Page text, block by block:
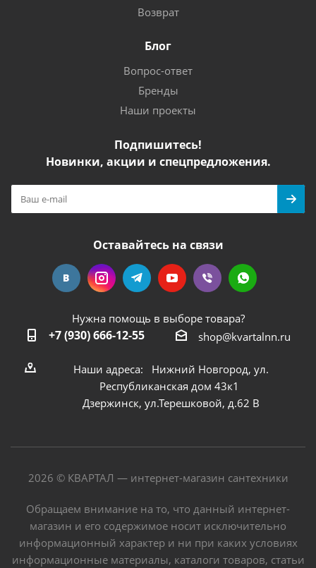
Возврат
Блог
Вопрос-ответ
Бренды
Наши проекты
Подпишитесь!
Новинки, акции и спецпредложения.
Оставайтесь на связи
Нужна помощь в выборе товара?
+7 (930) 666-12-55 shop@kvartalnn.ru
Наши адреса: Нижний Новгород, ул.
Республиканская дом 43к1
Дзержинск, ул.Терешковой, д.62 В
2026 © КВАРТАЛ — интернет-магазин сантехники
Обращаем внимание на то, что данный интернет-
магазин и его содержимое носит исключительно
информационный характер и ни при каких условиях
информационные материалы, каталоги товаров, статьи